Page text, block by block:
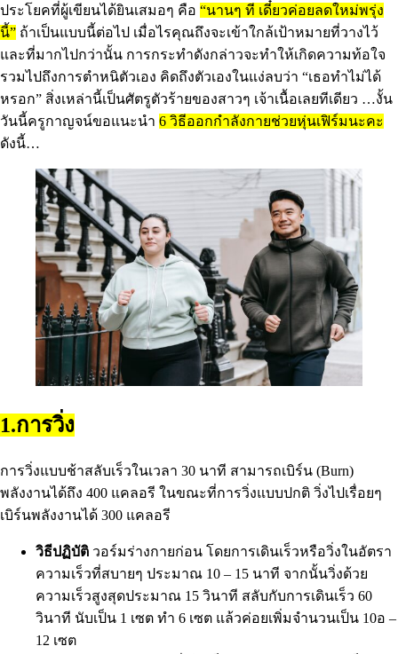
ประโยคที่ผู้เขียนได้ยินเสมอๆ คือ “นานๆ ที เดี๋ยวค่อยลดใหม่พรุ่ง
นี้” ถ้าเป็นแบบนี้ต่อไป เมื่อไรคุณถึงจะเข้าใกล้เป้าหมายที่วางไว้
และที่มากไปกว่านั้น การกระทําดังกล่าวจะทําให้เกิดความท้อใจ
รวมไปถึงการตําหนิตัวเอง คิดถึงตัวเองในแง่ลบว่า “เธอทําไม่ได้
หรอก” สิ่งเหล่านี้เป็นศัตรูตัวร้ายของสาวๆ เจ้าเนื้อเลยทีเดียว …งั้น
วันนี้ครูกาญจน์ขอแนะนำ 6 วิธีออกกําลังกายช่วยหุ่นเฟิร์มนะคะ
ดังนี้…
1.การวิ่ง
การวิ่งแบบช้าสลับเร็วในเวลา 30 นาที สามารถเบิร์น (Burn)
พลังงานได้ถึง 400 แคลอรี ในขณะที่การวิ่งแบบปกติ วิ่งไปเรื่อยๆ
เบิร์นพลังงานได้ 300 แคลอรี
วิธีปฏิบัติ วอร์มร่างกายก่อน โดยการเดินเร็วหรือวิ่งในอัตรา
ความเร็วที่สบายๆ ประมาณ 10 – 15 นาที จากนั้นวิ่งด้วย
ความเร็วสูงสุดประมาณ 15 วินาที สลับกับการเดินเร็ว 60
วินาที นับเป็น 1 เซต ทํา 6 เซต แล้วค่อยเพิ่มจํานวนเป็น 10อ –
12 เซต